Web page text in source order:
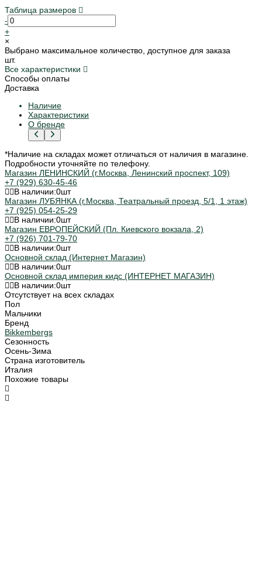
Таблица размеров
-
+
×
Выбрано максимальное количество, доступное для заказа
шт.
Все характеристики
Способы оплаты
Доставка
Наличие
Характеристики
О бренде
*Наличие на складах может отличаться от наличия в магазине.
Подробности уточняйте по телефону.
Магазин ЛЕНИНСКИЙ (г.Москва, Ленинский проспект, 109)
+7 (929) 630-45-46
В наличии:0шт
Магазин ЛУБЯНКА (г.Москва, Театральный проезд, 5/1, 1 этаж)
+7 (925) 054-25-29
В наличии:0шт
Магазин ЕВРОПЕЙСКИЙ (Пл. Киевского вокзала, 2)
+7 (926) 701-79-70
В наличии:0шт
Основной склад (Интернет Магазин)
В наличии:0шт
Основной склад империя кидс (ИНТЕРНЕТ МАГАЗИН)
В наличии:0шт
Отсутствует на всех складах
Пол
Мальчики
Бренд
Bikkembergs
Сезонность
Осень-Зима
Страна изготовитель
Италия
Похожие товары